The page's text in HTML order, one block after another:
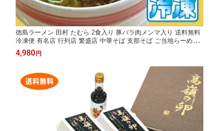
徳島ラーメン 田村 たむら 2食入り 豚バラ肉メンマ入り 送料無料
冷凍便 有名店 行列店 繁盛店 中華そば 支那そば ご当地らーめん
お取り寄せ ギフト ご自宅 お試し 生麺 年越しそば 御中元 御歳暮
母の日 父の日 敬老の日 記念日 誕生日
4,980 円